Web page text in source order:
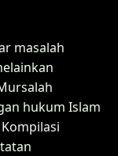
masalah
hukum Islam